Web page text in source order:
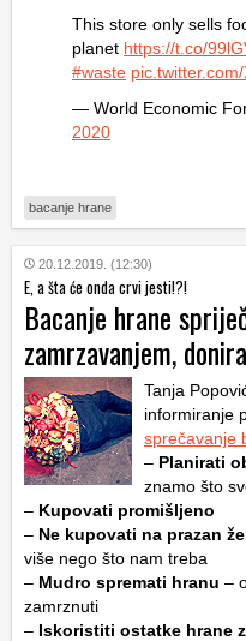
This store only sells
planet https://t.co/
#waste
— World Economic
2020
bacanje hrane
20.12.2019. (12:30)
E, a šta će onda crvi jesti!?!
Bacanje hrane
zamrzavanjem,
Tanja
informiranje
sprečavanje
– Planirati
znamo što
– Kupovati promišljeno
– Ne kupovati na prazan
više nego što nam treba
– Mudro spremati hranu –
zamrznuti
– Iskoristiti ostatke hrane